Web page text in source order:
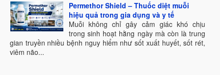
Permethor Shield – Thuốc diệt muỗi
hiệu quả trong gia dụng và y tế
Muỗi không chỉ gây cảm giác khó chịu
trong sinh hoạt hằng ngày mà còn là trung
gian truyền nhiều bệnh nguy hiểm như sốt xuất huyết, sốt rét,
viêm não...